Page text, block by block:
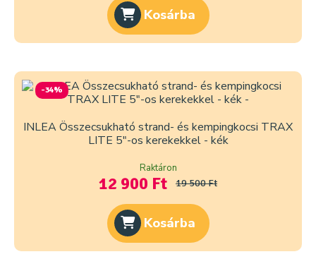
Kosárba
-34%
INLEA Összecsukható strand- és kempingkocsi TRAX
LITE 5″-os kerekekkel - kék
Raktáron
12 900 Ft 19 500 Ft
Kosárba